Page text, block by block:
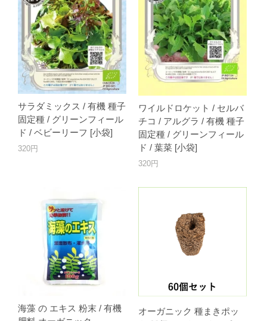
サラダミックス / 有機 種子
固定種 / グリーンフィール
ド / ベビーリーフ [小袋]
320円
ワイルドロケット / セルバ
チコ / アルグラ / 有機 種子
固定種 / グリーンフィール
ド / 葉菜 [小袋]
320円
海藻 の エキス 粉末 / 有機
オーガニック 種まきポッ